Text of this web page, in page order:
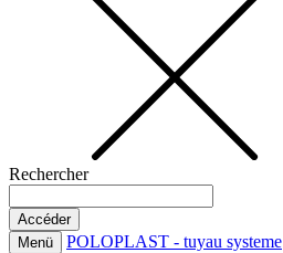
Rechercher
Menü POLOPLAST - tuyau systeme